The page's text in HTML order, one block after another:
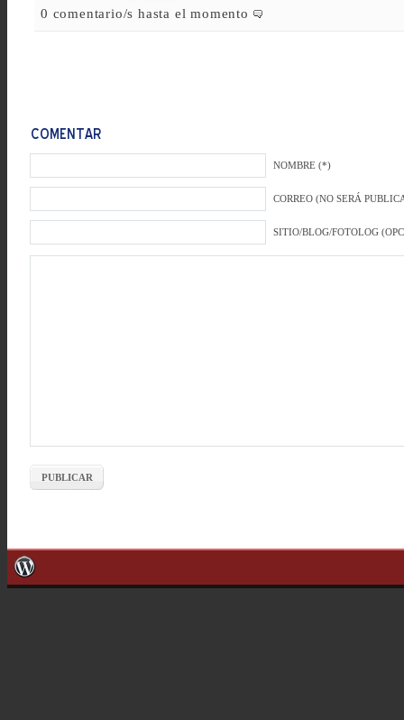
0 comentario/s hasta el momento
NOMBRE (*)
CORREO (NO SERÁ
SITIO/BLOG/FOTOLOG